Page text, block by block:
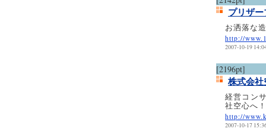
プリザ
お洒落な
http://
2007-10-19
[2196pt]
株式会
経営コン
社空心へ！
http://
2007-10-17